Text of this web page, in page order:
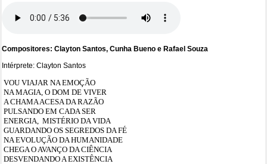
Compositores: Clayton Santos, Cunha Bueno e Rafael Souza
Intérprete: Clayton Santos
VOU VIAJAR NA EMOÇÃO
NA MAGIA, O DOM DE VIVER
A CHAMA ACESA DA RAZÃO
PULSANDO EM CADA SER
ENERGIA, MISTÉRIO DA VIDA
GUARDANDO OS SEGREDOS DA FÉ
NA EVOLUÇÃO DA HUMANIDADE
CHEGA O AVANÇO DA CIÊNCIA
DESVENDANDO A EXISTÊNCIA